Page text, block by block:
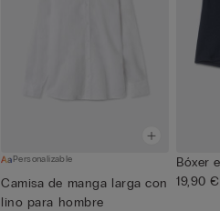
Personalizable
Camisa de manga larga con
lino para hombre
Bóxer
19,90 €